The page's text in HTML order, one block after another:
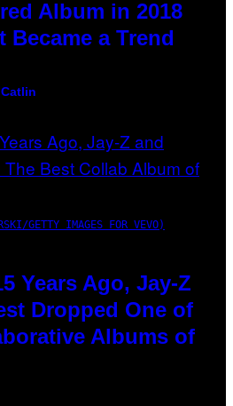
Album in 2018
Became a Trend
GETTY IMAGES FOR VEVO)
Years Ago, Jay-Z
Dropped One of
Albums of